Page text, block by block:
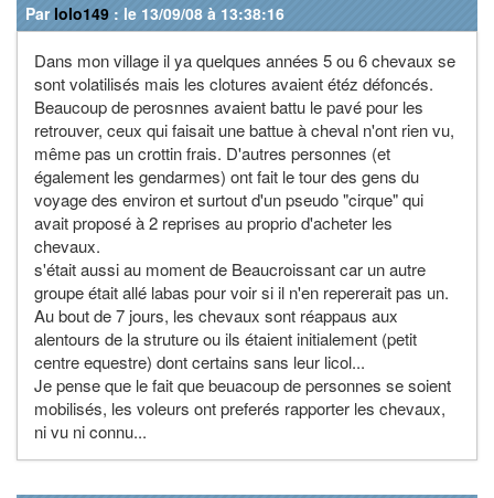
Par lolo149 : le 13/09/08 à 13:38:16
Dans mon village il ya quelques années 5 ou 6 chevaux se
sont volatilisés mais les clotures avaient étéz défoncés.
Beaucoup de perosnnes avaient battu le pavé pour les
retrouver, ceux qui faisait une battue à cheval n'ont rien vu,
même pas un crottin frais. D'autres personnes (et
également les gendarmes) ont fait le tour des gens du
voyage des environ et surtout d'un pseudo "cirque" qui
avait proposé à 2 reprises au proprio d'acheter les
chevaux.
s'était aussi au moment de Beaucroissant car un autre
groupe était allé labas pour voir si il n'en repererait pas un.
Au bout de 7 jours, les chevaux sont réappaus aux
alentours de la struture ou ils étaient initialement (petit
centre equestre) dont certains sans leur licol...
Je pense que le fait que beuacoup de personnes se soient
mobilisés, les voleurs ont preferés rapporter les chevaux,
ni vu ni connu...